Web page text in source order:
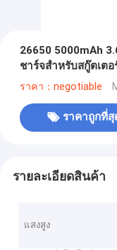
26650 5000mAh
ชาร์จสำหรับสกู๊ตเต
ราคา：negotiable
ราคาถูกที่สุ
รายละเอียดสินค้า
แสงสูง